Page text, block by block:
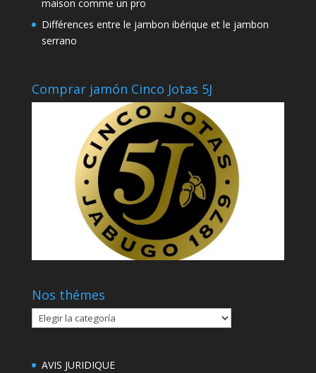
maison comme un pro
Différences entre le jambon ibérique et le jambon
serrano
Comprar jamón Cinco Jotas 5J
Nos thémes
Nos
thémes
AVIS JURIDIQUE